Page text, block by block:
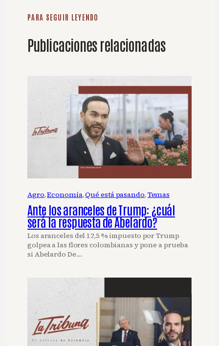
PARA SEGUIR LEYENDO
Publicaciones relacionadas
Agro, Economía, Qué está pasando, Temas
Ante los aranceles de Trump: ¿cuál
será la respuesta de Abelardo?
Los aranceles del 12,5 % impuesto por Trump
golpea a las flores colombianas y pone a prueba
si Abelardo De…